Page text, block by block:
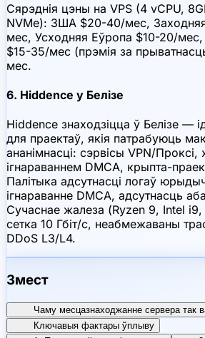
Сярэднія цэны на VPS (4 vCPU,
NVMe): ЗША $20-40/мес,
мес, Усходняя Еўропа $10-20/
$15-35/мес (прэмія за
мес.
6. Hiddence у Белізе
Hiddence знаходзіцца ў Белізе —
для праектаў, якія патрабуюць
ананімнасці: сэрвісы VPN/Проксі,
ігнараваннем DMCA, крыпта-
Палітыка адсутнасці логаў
ігнараванне DMCA, адсутнасць
Сучаснае жалеза (Ryzen 9, Intel
сетка 10 Гбіт/с, неабмежаваны
DDoS L3/L4.
Змест
Чаму месцазнаходжанне сервера так
Ключавыя фактары ўплыву